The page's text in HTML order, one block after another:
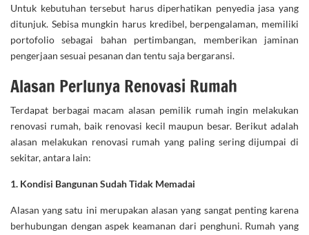
Untuk kebutuhan tersebut harus diperhatikan penyedia jasa yang
ditunjuk. Sebisa mungkin harus kredibel, berpengalaman, memiliki
portofolio sebagai bahan pertimbangan, memberikan jaminan
pengerjaan sesuai pesanan dan tentu saja bergaransi.
Alasan Perlunya Renovasi Rumah
Terdapat berbagai macam alasan pemilik rumah ingin melakukan
renovasi rumah, baik renovasi kecil maupun besar. Berikut adalah
alasan melakukan renovasi rumah yang paling sering dijumpai di
sekitar, antara lain:
1. Kondisi Bangunan Sudah Tidak Memadai
Alasan yang satu ini merupakan alasan yang sangat penting karena
berhubungan dengan aspek keamanan dari penghuni. Rumah yang